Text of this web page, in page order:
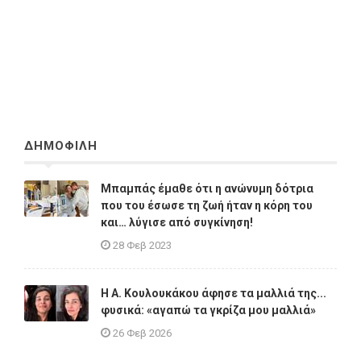
ΔΗΜΟΦΙΛΗ
Μπαμπάς έμαθε ότι η ανώνυμη δότρια
που του έσωσε τη ζωή ήταν η κόρη του
και… λύγισε από συγκίνηση!
28 Φεβ 2023
Η A. Κουλουκάκου άφησε τα μαλλιά της...
φυσικά: «αγαπώ τα γκρίζα μου μαλλιά»
26 Φεβ 2026